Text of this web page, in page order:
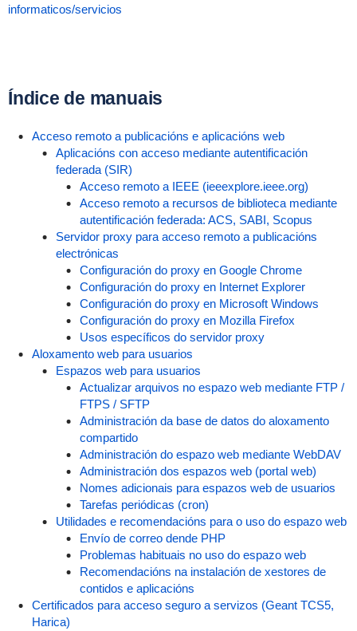
informaticos/servicios
Índice de manuais
Acceso remoto a publicacións e aplicacións web
Aplicacións con acceso mediante autentificación
federada (SIR)
Acceso remoto a IEEE (ieeexplore.ieee.org)
Acceso remoto a recursos de biblioteca mediante
autentificación federada: ACS, SABI, Scopus
Servidor proxy para acceso remoto a publicacións
electrónicas
Configuración do proxy en Google Chrome
Configuración do proxy en Internet Explorer
Configuración do proxy en Microsoft Windows
Configuración do proxy en Mozilla Firefox
Usos específicos do servidor proxy
Aloxamento web para usuarios
Espazos web para usuarios
Actualizar arquivos no espazo web mediante FTP /
FTPS / SFTP
Administración da base de datos do aloxamento
compartido
Administración do espazo web mediante WebDAV
Administración dos espazos web (portal web)
Nomes adicionais para espazos web de usuarios
Tarefas periódicas (cron)
Utilidades e recomendacións para o uso do espazo web
Envío de correo dende PHP
Problemas habituais no uso do espazo web
Recomendacións na instalación de xestores de
contidos e aplicacións
Certificados para acceso seguro a servizos (Geant TCS5,
Harica)